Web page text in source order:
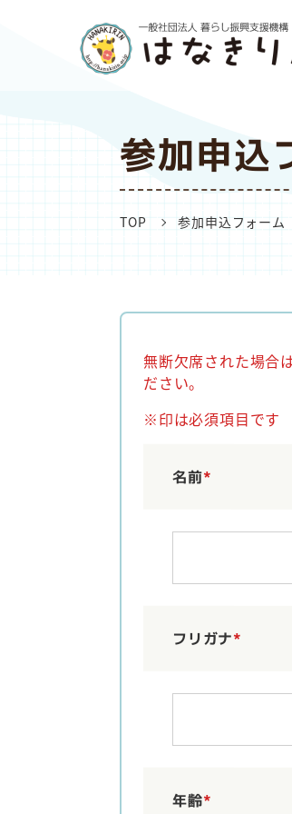
参加申込
TOP 参加申込フォーム
無断欠席された場合
ださい。
※印は必須項目です
名前*
フリガナ*
年齢*